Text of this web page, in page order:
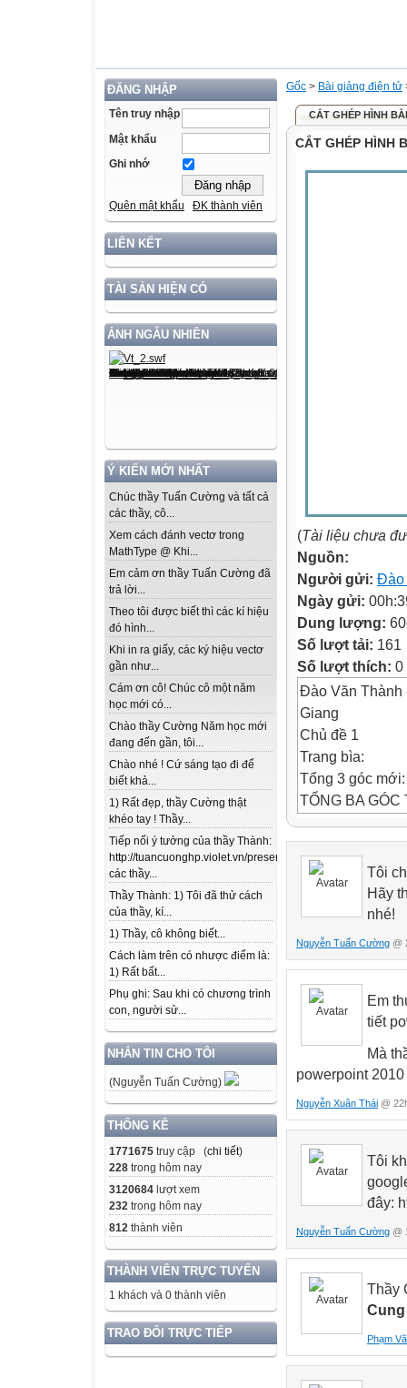
ĐĂNG NHẬP
Tên truy nhập
Mật khẩu
Ghi nhớ
Quên mật khẩu ĐK thành viên
LIÊN KẾT
TÀI SẢN HIỆN CÓ
ẢNH NGẪU NHIÊN
Ý KIẾN MỚI NHẤT
Chúc thầy Tuấn Cường và tất cả
các thầy, cô...
Xem cách đánh vectơ trong
MathType @ Khi...
Em cảm ơn thầy Tuấn Cường đã
trả lời...
Theo tôi được biết thì các kí hiệu
đó hình...
Khi in ra giấy, các ký hiệu vectơ
gần như...
Cám ơn cô! Chúc cô một năm
học mới có...
Chào thầy Cường Năm học mới
đang đến gần, tôi...
Chào nhé ! Cứ sáng tạo đi để
biết khả...
1) Rất đẹp, thầy Cường thật
khéo tay ! Thầy...
Tiếp nối ý tưởng của thầy Thành:
http://tuancuonghp.violet.vn/present/show/entry_id/
các thầy...
Thầy Thành: 1) Tôi đã thử cách
của thầy, kí...
1) Thầy, cô không biết...
Cách làm trên có nhược điểm là:
1) Rất bất...
Phụ ghi: Sau khi có chương trình
con, người sử...
NHẮN TIN CHO TÔI
(Nguyễn Tuấn Cường)
THỐNG KÊ
1771675 truy cập (chi tiết)
228 trong hôm nay
3120684 lượt xem
232 trong hôm nay
812 thành viên
THÀNH VIÊN TRỰC TUYẾN
1 khách và 0 thành viên
TRAO ĐỔI TRỰC TIẾP
Gốc > Bài giảng điện tử
CẮT GHÉP HÌNH
CẮT GHÉP HÌNH
(Tài liệu chưa
Nguồn:
Người gửi: Đào
Ngày gửi:
Dung lượng:
Số lượt tải: 161
Số lượt thích: 0
Đào Văn Thành
Giang
Chủ đề 1
Trang bìa:
Tổng 3 góc mới:
TỔNG BA GÓC
CẮT ĐẾN ĐÂU
CẮT XONG
Tôi
Hãy
nhé!
Nguyễn Tuấn Cường @
Em
tiết
Mà
powerpoint
Nguyễn Xuân Thái @
Tôi
đây:
Nguyễn Tuấn Cường @
Thầy
Cung
Phạm